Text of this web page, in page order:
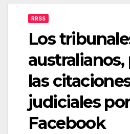
RRSS
Los
las
judiciales por
Facebook